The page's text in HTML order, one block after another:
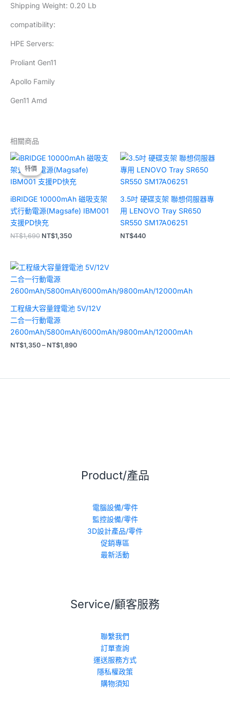
Shipping Weight: 0.20 Lb
compatibility:
HPE Servers:
Proliant Gen11
Apollo Family
Gen11 Amd
相關商品
特價
特價
iBRIDGE 10000mAh 磁吸支架
式行動電源(Magsafe) IBM001
支援PD快充
NT$1,690
原
始
價
格：
NT$1,690。
NT$1,350
目
前
價
格：
NT$1,350。
3.5吋 硬碟支架 聯想伺服器專
用 LENOVO Tray SR650
SR550 SM17A06251
NT$440
工程級大容量鋰電池 5V/12V
二合一行動電源
2600mAh/5800mAh/6000mAh/9800mAh/12000mAh
NT$1,350 – NT$1,890
價
格
圍：
到
NT$1,890
Product/產品
電腦設備/零件
監控設備/零件
3D設計產品/零件
促銷專區
最新活動
Service/顧客服務
聯繫我們
訂單查詢
運送服務方式
隱私權政策
購物須知